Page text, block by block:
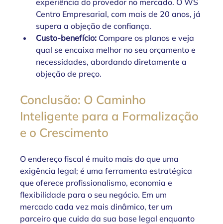
Centro Empresarial, com mais de 20 anos, já
supera a objeção de confiança.
Custo-benefício: Compare os planos e veja
qual se encaixa melhor no seu orçamento e
necessidades, abordando diretamente a
objeção de preço.
Conclusão: O Caminho
Inteligente para a Formalização
e o Crescimento
O endereço fiscal é muito mais do que uma
exigência legal; é uma ferramenta estratégica
que oferece profissionalismo, economia e
flexibilidade para o seu negócio. Em um
mercado cada vez mais dinâmico, ter um
parceiro que cuida da sua base legal enquanto